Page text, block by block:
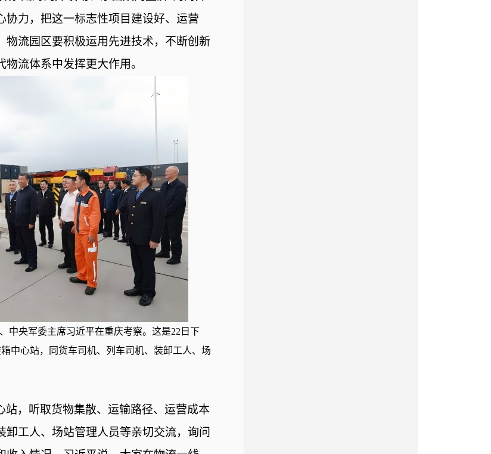
力，把这一标志性项目建设好、运营
流园区要积极运用先进技术，不断创新
流体系中发挥更大作用。
中央军委主席习近平在重庆考察。这是22日下
中心站，同货车司机、列车司机、装卸工人、场
站，听取货物集散、运输路径、运营成本
工人、场站管理人员等亲切交流，询问